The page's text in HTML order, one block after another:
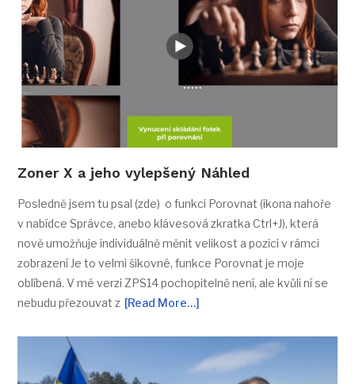
Zoner X a jeho vylepšený Náhled
Posledně jsem tu psal (zde) o funkci Porovnat (ikona nahoře
v nabídce Správce, anebo klávesová zkratka Ctrl+J), která
nově umožňuje individuálně měnit velikost a pozici v rámci
zobrazení Je to velmi šikovné, funkce Porovnat je moje
oblíbená. V mé verzi ZPS14 pochopitelně není, ale kvůli ní se
nebudu přezouvat z [Read More…]